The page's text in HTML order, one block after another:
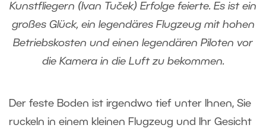
Kunstfliegern (Ivan Tuček) Erfolge feierte. Es ist ein
großes Glück, ein legendäres Flugzeug mit hohen
Betriebskosten und einen legendären Piloten vor
die Kamera in die Luft zu bekommen.
Der feste Boden ist irgendwo tief unter Ihnen, Sie
ruckeln in einem kleinen Flugzeug und Ihr Gesicht